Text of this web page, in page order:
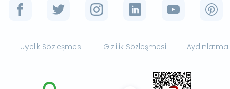
Üyelik Sözleşmesi Gizlilik Sözleşmesi